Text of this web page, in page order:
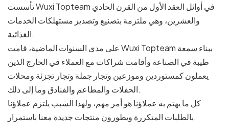
تأسست Wuxi Topteam في أوائل العقد الأول من القرن الحادي
والعشرين، وهي ملتزمة بتصنيع وتصدير مستهلكات الخدمات
الغذائية.
على مدى السنوات الماضية، قامت Wuxi Topteam ببناء سمعة
طيبة في الصناعة وأقامت شراكات مع العملاء في الخارج الذين
يعملون كمستوردين وموزعين وتجار جملة وتجار تجزئة ومحلات
الحفلات والمطاعم والفنادق وما إلى ذلك.
كل ما يهتم به عملاؤنا هو أمر مهم، ولهذا السبب يلتزم عملاؤنا
بالطلبات المتكررة ويطورون منتجات جديدة معنا باستمرار.